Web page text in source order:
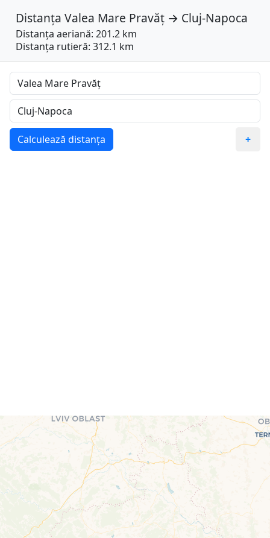
Distanța Valea Mare Pravăț → Cluj-Napoca
Distanța aeriană: 201.2 km
Distanța rutieră: 312.1 km
Calculează distanța +